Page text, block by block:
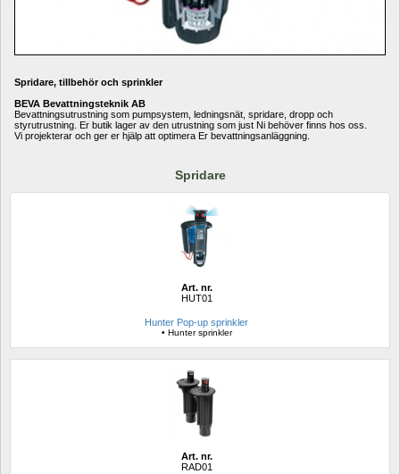
Spridare, tillbehör och sprinkler
BEVA Bevattningsteknik AB
Bevattningsutrustning som pumpsystem, ledningsnät, spridare, dropp och
styrutrustning. Er butik lager av den utrustning som just Ni behöver finns hos oss.
Vi projekterar och ger er hjälp att optimera Er bevattningsanläggning.
Spridare
Art. nr.
HUT01
Hunter Pop-up sprinkler
• Hunter sprinkler
Art. nr.
RAD01